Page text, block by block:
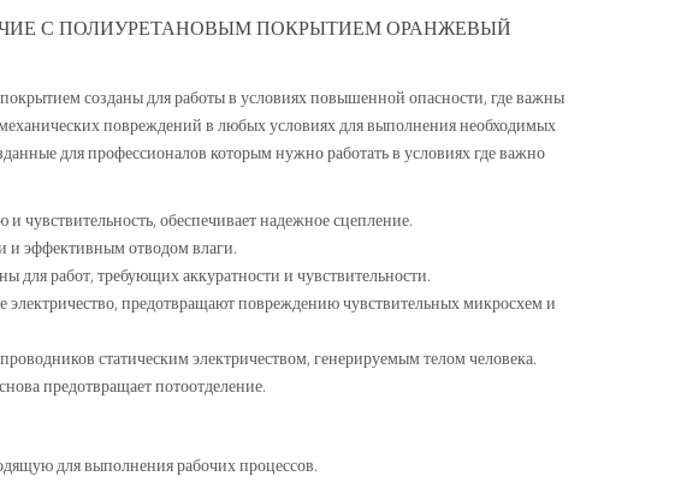
С ПОЛИУРЕТАНОВЫМ ПОКРЫТИЕМ ОРАНЖЕВЫЙ
созданы для работы в условиях повышенной опасности, где важны
повреждений в любых условиях для выполнения необходимых
для профессионалов которым нужно работать в условиях где важно
чувствительность, обеспечивает надежное сцепление.
и эффективным отводом влаги.
для работ, требующих аккуратности и чувствительности.
электричество, предотвращают повреждению чувствительных микросхем и
статическим электричеством, генерируемым телом человека.
предотвращает потоотделение.
для выполнения рабочих процессов.